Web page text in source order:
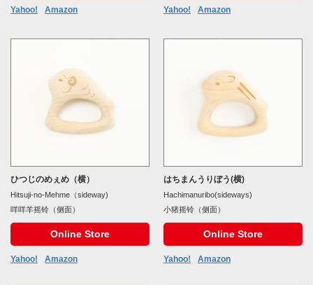
Yahoo! Amazon Yahoo! Amazon
ひつじのめぇめ（横）
Hitsuji-no-Mehme（sideway)
咩咩羊摇铃（侧面）
Online Store
Yahoo! Amazon
はちまんうりぼう(横)
Hachimanuribo(sideways)
小猪摇铃（侧面）
Online Store
Yahoo! Amazon